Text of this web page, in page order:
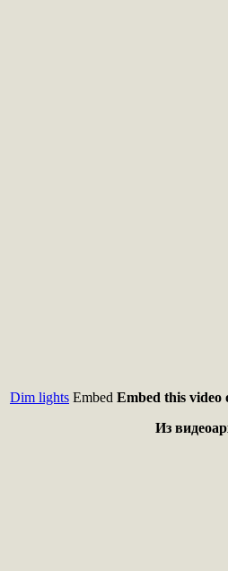
Dim lights Embed Embed this video
Из